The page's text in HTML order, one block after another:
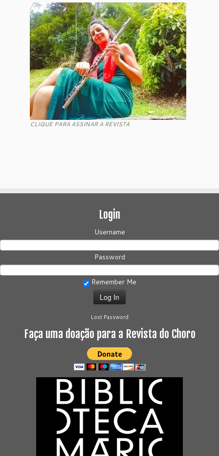
CLIQUE PARA ASSINAR A REVISTA
Login
Username
Password
Remember Me
Lost Password
Faça uma doação para a Revista do Choro